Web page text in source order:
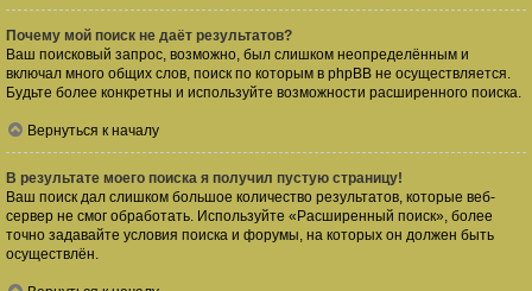
Почему мой поиск не даёт результатов?
Ваш поисковый запрос, возможно, был слишком неопределённым и
включал много общих слов, поиск по которым в phpBB не осуществляется.
Будьте более конкретны и используйте возможности расширенного поиска.
Вернуться к началу
В результате моего поиска я получил пустую страницу!
Ваш поиск дал слишком большое количество результатов, которые веб-
сервер не смог обработать. Используйте «Расширенный поиск», более
точно задавайте условия поиска и форумы, на которых он должен быть
осуществлён.